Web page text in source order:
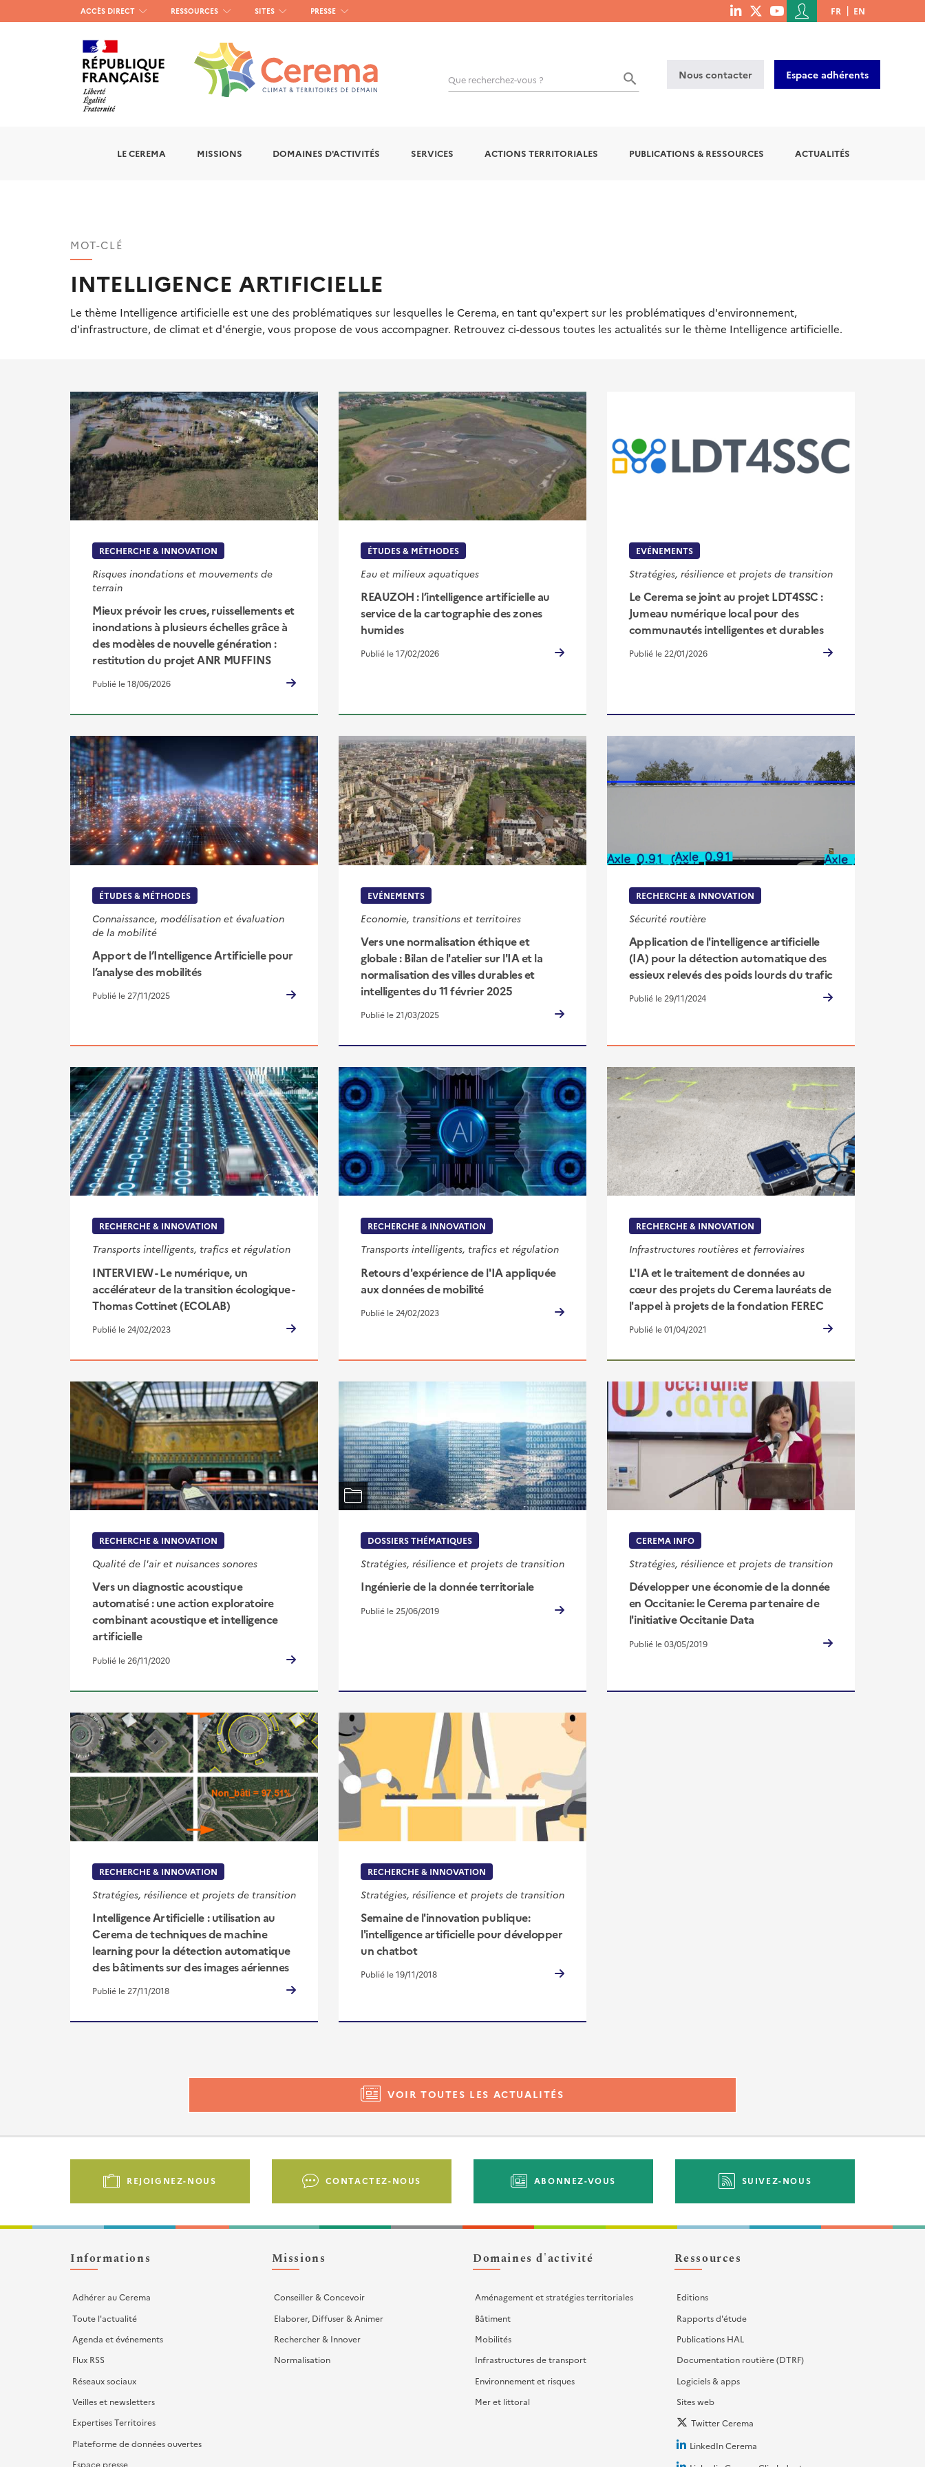
Menu
haut
gauche
ACCÈS DIRECT RESSOURCES SITES PRESSE
menu
Menu
du
de
l'utilisateur
FR EN
Que recherchez-vous ? Nous contacter Espace adhérents
LE CEREMA MISSIONS DOMAINES D'ACTIVITÉS SERVICES ACTIONS TERRITORIALES PUBLICATIONS & RESSOURCES ACTUALITÉS
MOT-CLÉ
INTELLIGENCE ARTIFICIELLE
Le thème Intelligence artificielle est une des problématiques sur lesquelles le Cerema, en tant qu'expert sur les problématiques d'environnement,
d'infrastructure, de climat et d'énergie, vous propose de vous accompagner. Retrouvez ci-dessous toutes les actualités sur le thème Intelligence artificielle.
RECHERCHE & INNOVATION
Risques inondations et mouvements de
terrain
Mieux prévoir les crues, ruissellements et
inondations à plusieurs échelles grâce à
des modèles de nouvelle génération :
restitution du projet ANR MUFFINS
Publié le 18/06/2026
ÉTUDES & MÉTHODES
Eau et milieux aquatiques
REAUZOH : l’intelligence artificielle au
service de la cartographie des zones
humides
Publié le 17/02/2026
EVÉNEMENTS
Stratégies, résilience et projets de transition
Le Cerema se joint au projet LDT4SSC :
Jumeau numérique local pour des
communautés intelligentes et durables
Publié le 22/01/2026
ÉTUDES & MÉTHODES
Connaissance, modélisation et évaluation
de la mobilité
Apport de l’Intelligence Artificielle pour
l’analyse des mobilités
Publié le 27/11/2025
EVÉNEMENTS
Economie, transitions et territoires
Vers une normalisation éthique et
globale : Bilan de l'atelier sur l'IA et la
normalisation des villes durables et
intelligentes du 11 février 2025
Publié le 21/03/2025
RECHERCHE & INNOVATION
Sécurité routière
Application de l'intelligence artificielle
(IA) pour la détection automatique des
essieux relevés des poids lourds du trafic
Publié le 29/11/2024
RECHERCHE & INNOVATION
Transports intelligents, trafics et régulation
INTERVIEW - Le numérique, un
accélérateur de la transition écologique -
Thomas Cottinet (ECOLAB)
Publié le 24/02/2023
RECHERCHE & INNOVATION
Transports intelligents, trafics et régulation
Retours d'expérience de l'IA appliquée
aux données de mobilité
Publié le 24/02/2023
RECHERCHE & INNOVATION
Infrastructures routières et ferroviaires
L'IA et le traitement de données au
cœur des projets du Cerema lauréats de
l'appel à projets de la fondation FEREC
Publié le 01/04/2021
RECHERCHE & INNOVATION
Qualité de l'air et nuisances sonores
Vers un diagnostic acoustique
automatisé : une action exploratoire
combinant acoustique et intelligence
artificielle
Publié le 26/11/2020
DOSSIERS THÉMATIQUES
Stratégies, résilience et projets de transition
Ingénierie de la donnée territoriale
Publié le 25/06/2019
CEREMA INFO
Stratégies, résilience et projets de transition
Développer une économie de la donnée
en Occitanie: le Cerema partenaire de
l'initiative Occitanie Data
Publié le 03/05/2019
RECHERCHE & INNOVATION
Stratégies, résilience et projets de transition
Intelligence Artificielle : utilisation au
Cerema de techniques de machine
learning pour la détection automatique
des bâtiments sur des images aériennes
Publié le 27/11/2018
RECHERCHE & INNOVATION
Stratégies, résilience et projets de transition
Semaine de l'innovation publique:
l'intelligence artificielle pour développer
un chatbot
Publié le 19/11/2018
VOIR TOUTES LES ACTUALITÉS
Pied
Liens
d'actions
REJOIGNEZ-NOUS CONTACTEZ-NOUS ABONNEZ-VOUS SUIVEZ-NOUS
Informations
Adhérer au Cerema
Toute l'actualité
Agenda et événements
Flux RSS
Réseaux sociaux
Veilles et newsletters
Expertises Territoires
Plateforme de données ouvertes
Espace presse
Missions
Conseiller & Concevoir
Elaborer, Diffuser & Animer
Rechercher & Innover
Normalisation
Domaines d'activité
Aménagement et stratégies territoriales
Bâtiment
Mobilités
Infrastructures de transport
Environnement et risques
Mer et littoral
Ressources
Editions
Rapports d'étude
Publications HAL
Documentation routière (DTRF)
Logiciels & apps
Sites web
Twitter Cerema
LinkedIn Cerema